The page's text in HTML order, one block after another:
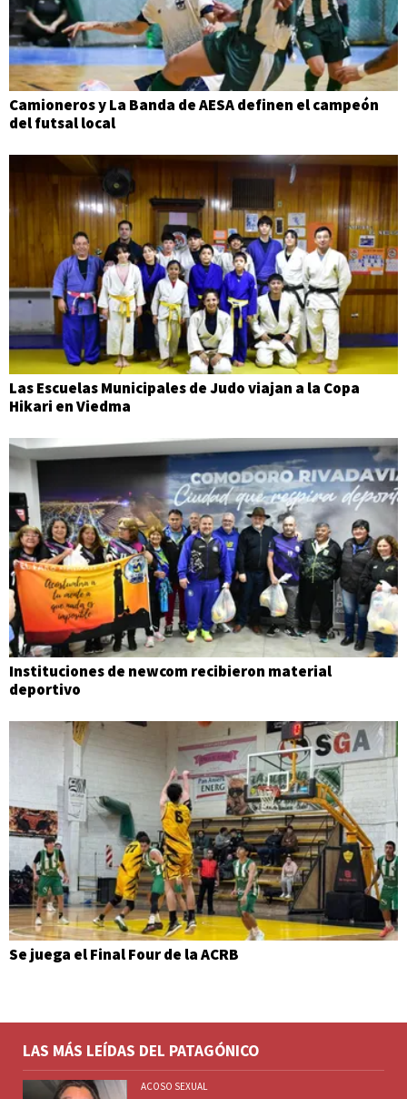
Camioneros y La Banda de AESA definen el campeón
del futsal local
Las Escuelas Municipales de Judo viajan a la Copa
Hikari en Viedma
Instituciones de newcom recibieron material
deportivo
Se juega el Final Four de la ACRB
LAS MÁS LEÍDAS DEL PATAGÓNICO
ACOSO SEXUAL